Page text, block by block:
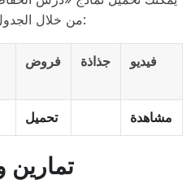
إعدادي» بصيغة PDF من خلال الجدول التالي:
فروض جذاذة فيديو
تحميل مشاهدة
تمارين